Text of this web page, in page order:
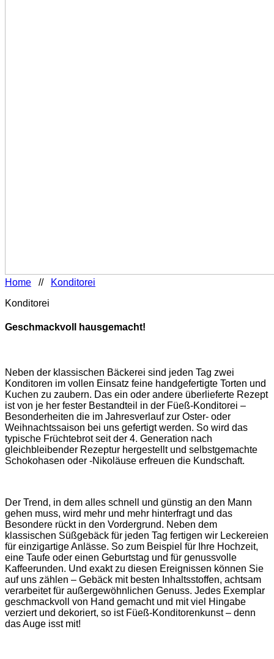
Home //
Konditorei
Konditorei
Geschmackvoll hausgemacht!
Neben der klassischen Bäckerei sind jeden Tag zwei
Konditoren im vollen Einsatz feine handgefertigte Torten und
Kuchen zu zaubern. Das ein oder andere überlieferte Rezept
ist von je her fester Bestandteil in der Füeß-Konditorei –
Besonderheiten die im Jahresverlauf zur Oster- oder
Weihnachtssaison bei uns gefertigt werden. So wird das
typische Früchtebrot seit der 4. Generation nach
gleichbleibender Rezeptur hergestellt und selbstgemachte
Schokohasen oder -Nikoläuse erfreuen die Kundschaft.
Der Trend, in dem alles schnell und günstig an den Mann
gehen muss, wird mehr und mehr hinterfragt und das
Besondere rückt in den Vordergrund. Neben dem
klassischen Süßgebäck für jeden Tag fertigen wir Leckereien
für einzigartige Anlässe. So zum Beispiel für Ihre Hochzeit,
eine Taufe oder einen Geburtstag und für genussvolle
Kaffeerunden. Und exakt zu diesen Ereignissen können Sie
auf uns zählen – Gebäck mit besten Inhaltsstoffen, achtsam
verarbeitet für außergewöhnlichen Genuss. Jedes Exemplar
geschmackvoll von Hand gemacht und mit viel Hingabe
verziert und dekoriert, so ist Füeß-Konditorenkunst – denn
das Auge isst mit!